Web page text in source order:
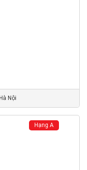
Nội
Hạng A